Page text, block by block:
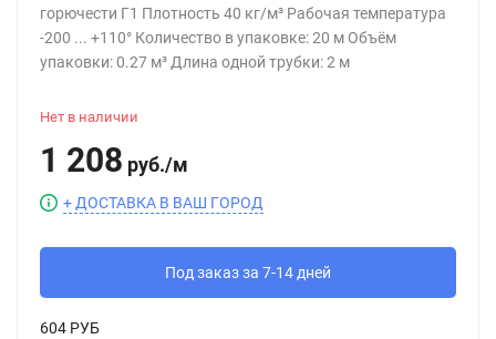
горючести Г1 Плотность 40 кг/м³ Рабочая температура
-200 ... +110° Количество в упаковке: 20 м Объём
упаковки: 0.27 м³ Длина одной трубки: 2 м
Нет в наличии
1 208 руб./м
+ ДОСТАВКА В ВАШ ГОРОД
Под заказ за 7-14 дней
604 РУБ